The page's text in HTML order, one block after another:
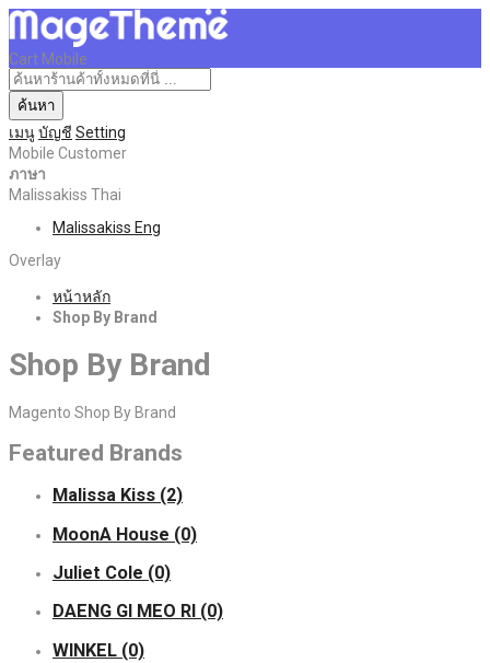
Cart Mobile
ค้นหา
เมนูบัญชี Setting
Mobile Customer
ภาษา
Malissakiss Thai
Malissakiss Eng
Overlay
หน้าหลัก
Shop By Brand
Shop By Brand
Magento Shop By Brand
Featured Brands
Malissa Kiss (2)
MoonA House (0)
Juliet Cole (0)
DAENG GI MEO RI (0)
WINKEL (0)